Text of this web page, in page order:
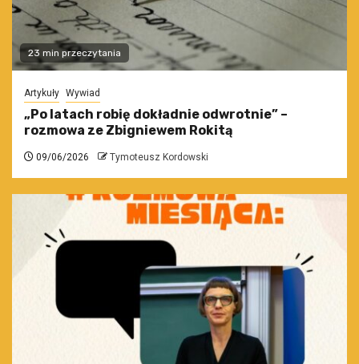
23 min przeczytania
Artykuły Wywiad
„Po latach robię dokładnie odwrotnie” –
rozmowa ze Zbigniewem Rokitą
09/06/2026 Tymoteusz Kordowski